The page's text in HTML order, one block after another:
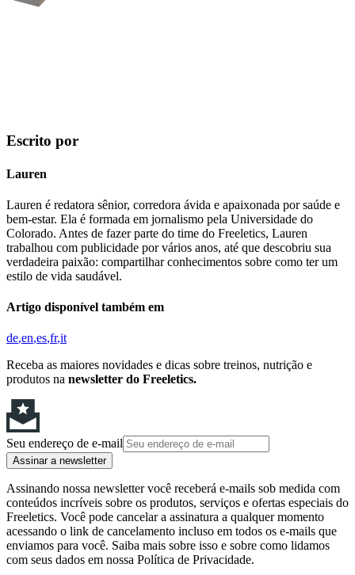
Escrito por
Lauren
Lauren é redatora sênior, corredora ávida e apaixonada por saúde e
bem-estar. Ela é formada em jornalismo pela Universidade do
Colorado. Antes de fazer parte do time do Freeletics, Lauren
trabalhou com publicidade por vários anos, até que descobriu sua
verdadeira paixão: compartilhar conhecimentos sobre como ter um
estilo de vida saudável.
Artigo disponível também em
de en es fr it
Receba as maiores novidades e dicas sobre treinos, nutrição e
produtos na newsletter do Freeletics.
Seu endereço de e-mail
Assinar a newsletter
Assinando nossa newsletter você receberá e-mails sob medida com
conteúdos incríveis sobre os produtos, serviços e ofertas especiais do
Freeletics. Você pode cancelar a assinatura a qualquer momento
acessando o link de cancelamento incluso em todos os e-mails que
enviamos para você. Saiba mais sobre isso e sobre como lidamos
com seus dados em nossa Política de Privacidade.